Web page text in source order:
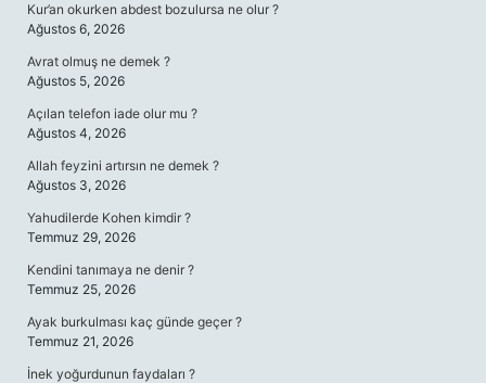
Kur’an okurken abdest bozulursa ne olur ?
Ağustos 6, 2026
Avrat olmuş ne demek ?
Ağustos 5, 2026
Açılan telefon iade olur mu ?
Ağustos 4, 2026
Allah feyzini artırsın ne demek ?
Ağustos 3, 2026
Yahudilerde Kohen kimdir ?
Temmuz 29, 2026
Kendini tanımaya ne denir ?
Temmuz 25, 2026
Ayak burkulması kaç günde geçer ?
Temmuz 21, 2026
İnek yoğurdunun faydaları ?